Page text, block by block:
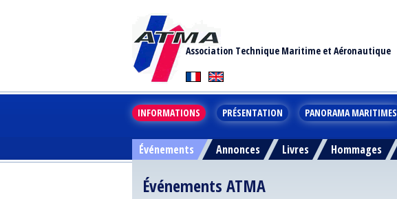
Association Technique Maritime et Aéronautique
INFORMATIONS PRÉSENTATION PANORAMA MARITIMES
Événements Annonces Livres Hommages
Événements ATMA